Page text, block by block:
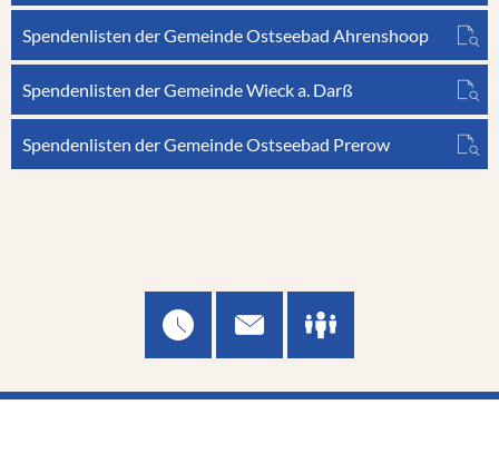
Spendenlisten der Gemeinde Ostseebad Ahrenshoop
Spendenlisten der Gemeinde Wieck a. Darß
Spendenlisten der Gemeinde Ostseebad Prerow